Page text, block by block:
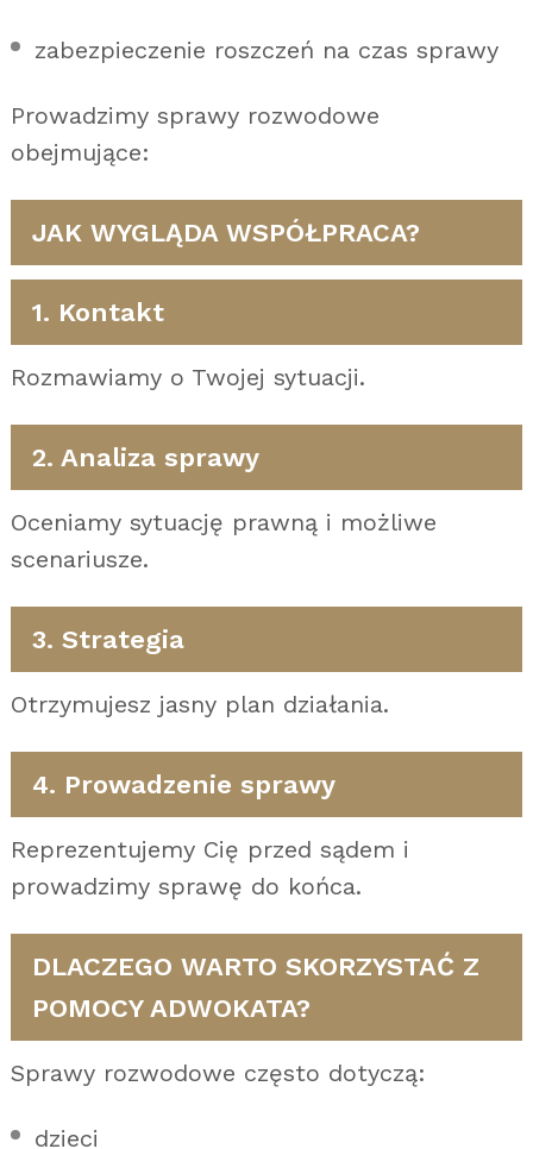
zabezpieczenie roszczeń na czas sprawy
Prowadzimy sprawy rozwodowe
obejmujące:
JAK WYGLĄDA WSPÓŁPRACA?
1. Kontakt
Rozmawiamy o Twojej sytuacji.
2. Analiza sprawy
Oceniamy sytuację prawną i możliwe
scenariusze.
3. Strategia
Otrzymujesz jasny plan działania.
4. Prowadzenie sprawy
Reprezentujemy Cię przed sądem i
prowadzimy sprawę do końca.
DLACZEGO WARTO SKORZYSTAĆ Z
POMOCY ADWOKATA?
Sprawy rozwodowe często dotyczą:
dzieci